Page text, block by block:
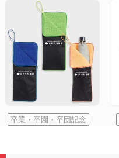
卒業・卒園・卒団記念